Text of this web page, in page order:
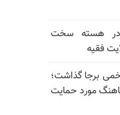
در هسته سخت
فقیه
حوثی‌ها به نجران ۱۱ زخمی برجا گذاشت؛
مورد حمایت